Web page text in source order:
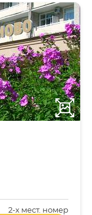
2-x мест. номер